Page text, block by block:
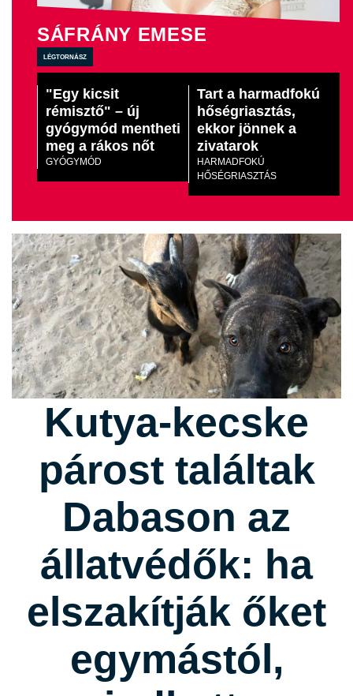
SÁFRÁNY EMESE
légtornász
"Egy kicsit
rémisztő" – új
gyógymód mentheti
meg a rákos nőt
GYÓGYMÓD
Tart a harmadfokú
hőségriasztás,
ekkor jönnek a
zivatarok
HARMADFOKÚ
HŐSÉGRIASZTÁS
Kutya-kecske
párost találtak
Dabason az
állatvédők: ha
elszakítják őket
egymástól,